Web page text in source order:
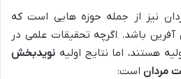
نیز از جمله حوزه هایی است که
باشد. اگرچه تحقیقات علمی در
هستند، اما نتایج اولیه نویدبخش
مردان است: